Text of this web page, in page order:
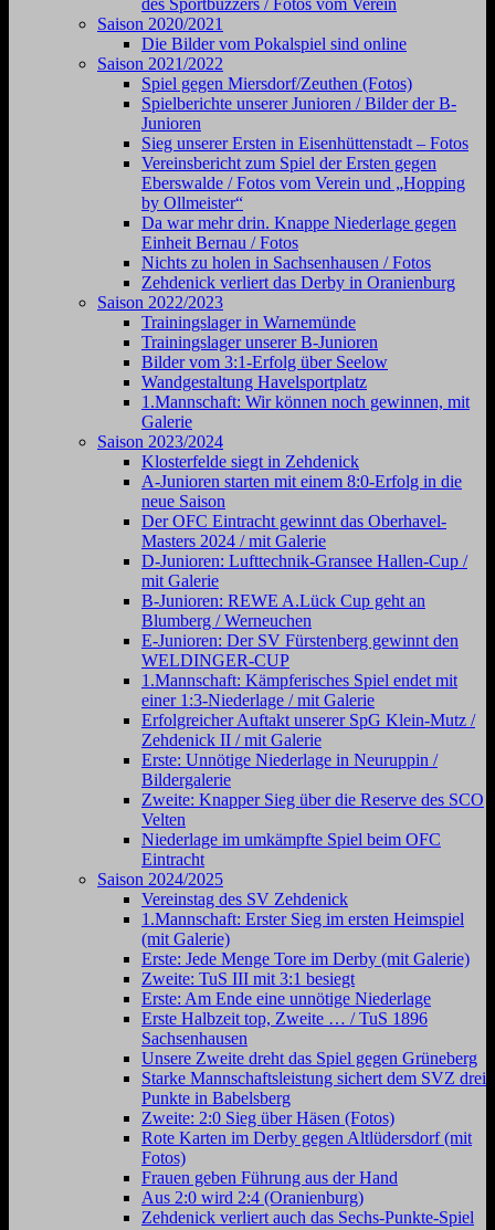
des Sportbuzzers / Fotos vom Verein
Saison 2020/2021
Die Bilder vom Pokalspiel sind online
Saison 2021/2022
Spiel gegen Miersdorf/Zeuthen (Fotos)
Spielberichte unserer Junioren / Bilder der B-
Junioren
Sieg unserer Ersten in Eisenhüttenstadt – Fotos
Vereinsbericht zum Spiel der Ersten gegen
Eberswalde / Fotos vom Verein und „Hopping
by Ollmeister“
Da war mehr drin. Knappe Niederlage gegen
Einheit Bernau / Fotos
Nichts zu holen in Sachsenhausen / Fotos
Zehdenick verliert das Derby in Oranienburg
Saison 2022/2023
Trainingslager in Warnemünde
Trainingslager unserer B-Junioren
Bilder vom 3:1-Erfolg über Seelow
Wandgestaltung Havelsportplatz
1.Mannschaft: Wir können noch gewinnen, mit
Galerie
Saison 2023/2024
Klosterfelde siegt in Zehdenick
A-Junioren starten mit einem 8:0-Erfolg in die
neue Saison
Der OFC Eintracht gewinnt das Oberhavel-
Masters 2024 / mit Galerie
D-Junioren: Lufttechnik-Gransee Hallen-Cup /
mit Galerie
B-Junioren: REWE A.Lück Cup geht an
Blumberg / Werneuchen
E-Junioren: Der SV Fürstenberg gewinnt den
WELDINGER-CUP
1.Mannschaft: Kämpferisches Spiel endet mit
einer 1:3-Niederlage / mit Galerie
Erfolgreicher Auftakt unserer SpG Klein-Mutz /
Zehdenick II / mit Galerie
Erste: Unnötige Niederlage in Neuruppin /
Bildergalerie
Zweite: Knapper Sieg über die Reserve des SCO
Velten
Niederlage im umkämpfte Spiel beim OFC
Eintracht
Saison 2024/2025
Vereinstag des SV Zehdenick
1.Mannschaft: Erster Sieg im ersten Heimspiel
(mit Galerie)
Erste: Jede Menge Tore im Derby (mit Galerie)
Zweite: TuS III mit 3:1 besiegt
Erste: Am Ende eine unnötige Niederlage
Erste Halbzeit top, Zweite … / TuS 1896
Sachsenhausen
Unsere Zweite dreht das Spiel gegen Grüneberg
Starke Mannschaftsleistung sichert dem SVZ drei
Punkte in Babelsberg
Zweite: 2:0 Sieg über Häsen (Fotos)
Rote Karten im Derby gegen Altlüdersdorf (mit
Fotos)
Frauen geben Führung aus der Hand
Aus 2:0 wird 2:4 (Oranienburg)
Zehdenick verliert auch das Sechs-Punkte-Spiel